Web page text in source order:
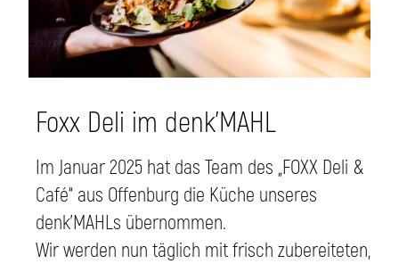
Foxx Deli im denk'MAHL
Im Januar 2025 hat das Team des „FOXX Deli &
Café“ aus Offenburg die Küche unseres
denk’MAHLs übernommen.
Wir werden nun täglich mit frisch zubereiteten,